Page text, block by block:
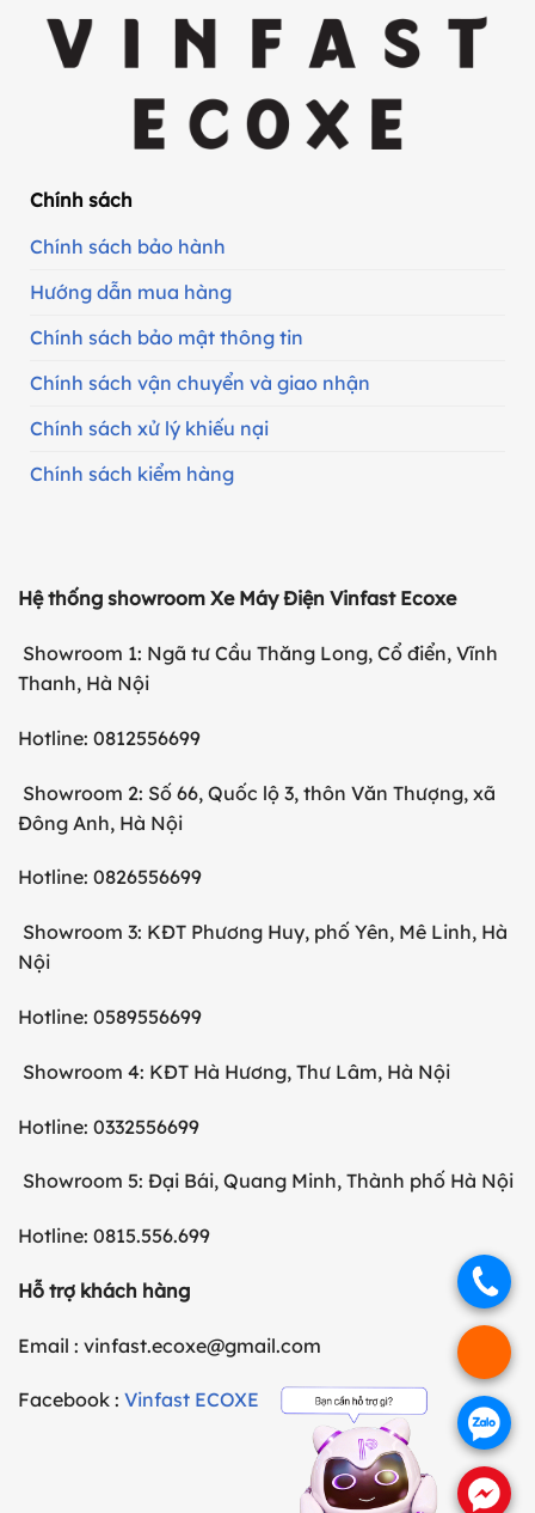
.
.
.
Chính sách
Chính sách bảo hành
Hướng dẫn mua hàng
Chính sách bảo mật thông tin
Chính sách vận chuyển và giao nhận
Chính sách xử lý khiếu nại
Chính sách kiểm hàng
Hệ thống showroom Xe Máy Điện Vinfast Ecoxe
Showroom 1: Ngã tư Cầu Thăng Long, Cổ điển, Vĩnh
Thanh, Hà Nội
Hotline: 0812556699
Showroom 2: Số 66, Quốc lộ 3, thôn Văn Thượng, xã
Đông Anh, Hà Nội
Hotline: 0826556699
Showroom 3: KĐT Phương Huy, phố Yên, Mê Linh, Hà
Nội
Hotline: 0589556699
Showroom 4: KĐT Hà Hương, Thư Lâm, Hà Nội
Hotline: 0332556699
Showroom 5: Đại Bái, Quang Minh, Thành phố Hà Nội
Hotline: 0815.556.699
Hỗ trợ khách hàng
Email : vinfast.ecoxe@gmail.com
Facebook : Vinfast ECOXE